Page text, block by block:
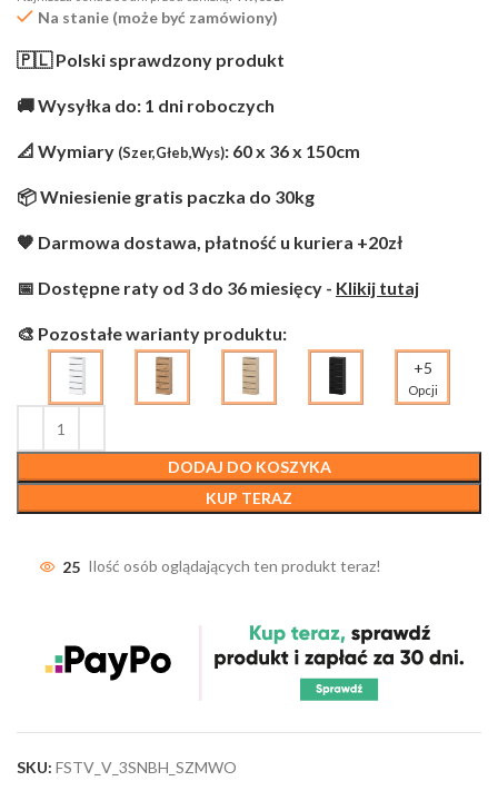
Na stanie (może być zamówiony)
🇵🇱 Polski sprawdzony produkt
🚚 Wysyłka do: 1 dni roboczych
📐 Wymiary (Szer,Głeb,Wys): 60 x 36 x 150cm
📦 Wniesienie gratis paczka do 30kg
🧡 Darmowa dostawa, płatność u kuriera +20zł
📅 Dostępne raty od 3 do 36 miesięcy - Klikij tutaj
🎨 Pozostałe warianty produktu:
+5
Opcji
DODAJ DO KOSZYKA
KUP TERAZ
25 Ilość osób oglądających ten produkt teraz!
SKU: FSTV_V_3SNBH_SZMWO